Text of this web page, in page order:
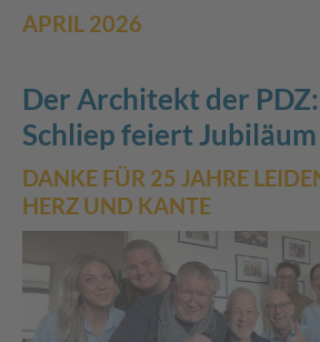
APRIL 2026
Der Architekt der
Schliep feiert Jubiläum
DANKE FÜR 25 JAHRE
HERZ UND KANTE